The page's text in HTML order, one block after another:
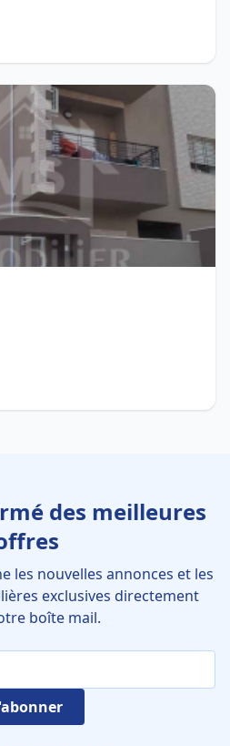
des meilleures
les nouvelles annonces et les
exclusives directement
boîte mail.